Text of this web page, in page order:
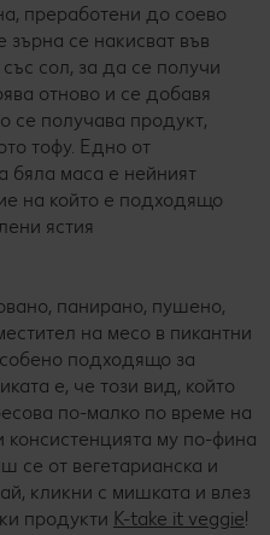
преработени до соево
зърна се накисват във
сол, за да се получи
отново и се добавя
се получава продукт,
тофу. Едно от
бяла маса е нейният
на който е подходящо
ястия
панирано, пушено,
на месо в пикантни
подходящо за
е, че този вид, който
по-малко по време на
консистенцията му по-фина
се от вегетарианска и
кликни с мишката и влез
продукти K-take it veggie!